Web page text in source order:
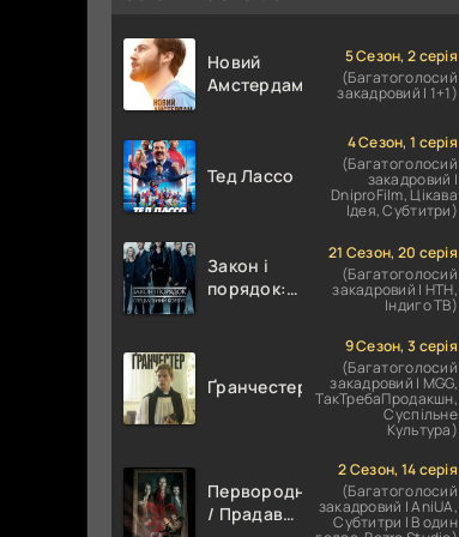
Новий
Амстердам
5 Сезон, 2 серія
(Багатоголосий
закадровий | 1+1)
Тед Лассо
4 Сезон, 1 серія
(Багатоголосий
закадровий |
DniproFilm, Цікава
Ідея, Субтитри)
Закон і
порядок:
21 Сезон, 20 серія
(Багатоголосий
закадровий | НТН,
Індиго ТВ)
Ґранчестер
9 Сезон, 3 серія
(Багатоголосий
закадровий | MGG,
ТакТребаПродакшн,
Суспільне
Культура)
Первородні
/ Прадавні
2 Сезон, 14 серія
(Багатоголосий
закадровий | AniUA,
Субтитри | В один